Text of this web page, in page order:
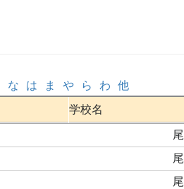
な は ま や ら わ
他
学校名